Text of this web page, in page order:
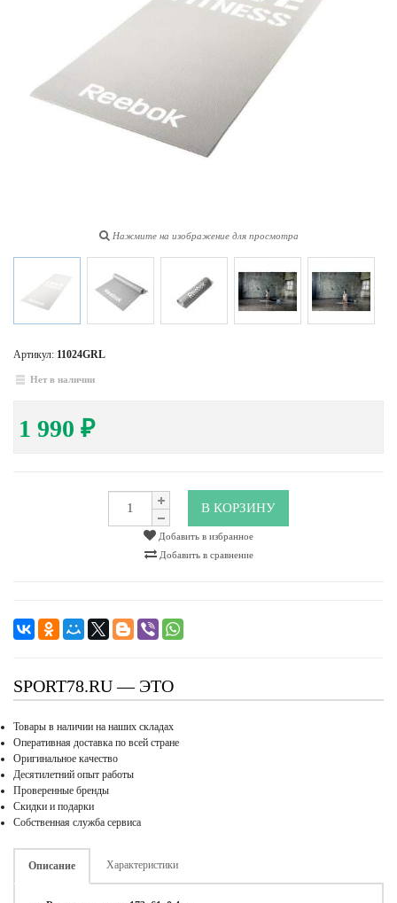
Нажмите на изображение для просмотра
Артикул: 11024GRL
Нет в наличии
1 990 ₽
В КОРЗИНУ
Добавить в избранное
Добавить в сравнение
SPORT78.RU — ЭТО
Товары в наличии на наших складах
Оперативная доставка по всей стране
Оригинальное качество
Десятилетний опыт работы
Проверенные бренды
Скидки и подарки
Собственная служба сервиса
Описание Характеристики